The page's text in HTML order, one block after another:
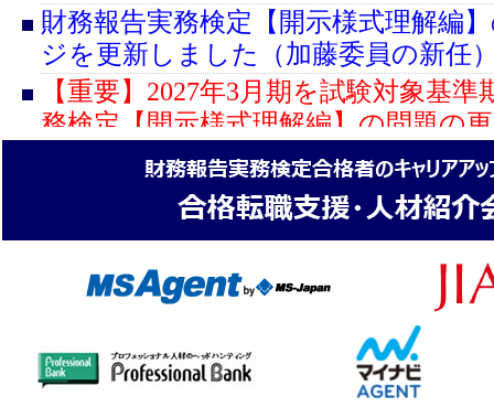
開示の実務」に「第３回 スコープ
の測定方法（カテゴリー３：スコー
燃料及びエネルギー関連活動）」を
会員専用ページの「開示担当者向
開示の実務」に「第20回 SSBJサス
準の解説 Part３テーマ別基準第1号
（５）」を掲載しました。
は増えるのか？～コーポレートガバ
次改訂を読み解く』を開催します。
会員専用ページの「上場企業の開
報、計算書類からIFRSまで」に「令
財務報告実務検定【開示様式理解編
ジを更新しました（加藤委員の新任
【重要】2027年3月期を試験対象基
務検定【開示様式理解編】の問題の
ました。
2026年3月期を試験対象基準期とす
【開示様式理解編】の問題を更新し
「合格者の声」を更新しました。
資格の学校TACのサイトで財務報告
演習編】対応 連結決算・開示実務
版の販売が開始されました。
資格の学校TACのサイトで2026年3